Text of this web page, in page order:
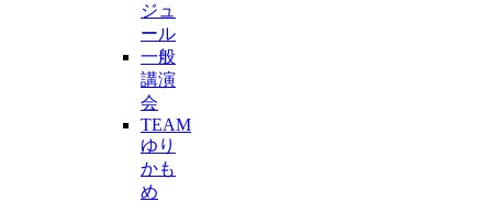
ジュ
ール
一般
講演
会
TEAM
ゆり
かも
め